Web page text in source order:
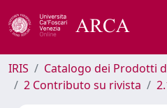
IRIS
Catalogo dei Prodotti
2 Contributo su rivista